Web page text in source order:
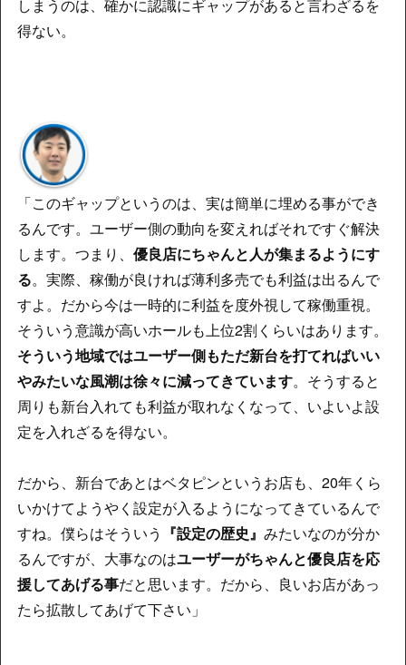
しまうのは、確かに認識にギャップがあると言わざるを
得ない。
「このギャップというのは、実は簡単に埋める事ができ
るんです。ユーザー側の動向を変えればそれですぐ解決
します。つまり、 優良店にちゃんと人が集まるようにす
る。実際、稼働が良ければ薄利多売でも利益は出るんで
すよ。だから今は一時的に利益を度外視して稼働重視。
そういう意識が高いホールも上位2割くらいはあります。
そういう地域ではユーザー側もただ新台を打てればいい
やみたいな風潮は徐々に減ってきています。そうすると
周りも新台入れても利益が取れなくなって、いよいよ設
定を入れざるを得ない。
だから、新台であとはベタピンというお店も、20年くら
いかけてようやく設定が入るようになってきているんで
すね。僕らはそういう 『設定の歴史』 みたいなのが分か
るんですが、大事なのはユーザーがちゃんと優良店を応
援してあげる事だと思います。だから、良いお店があっ
たら拡散してあげて下さい」